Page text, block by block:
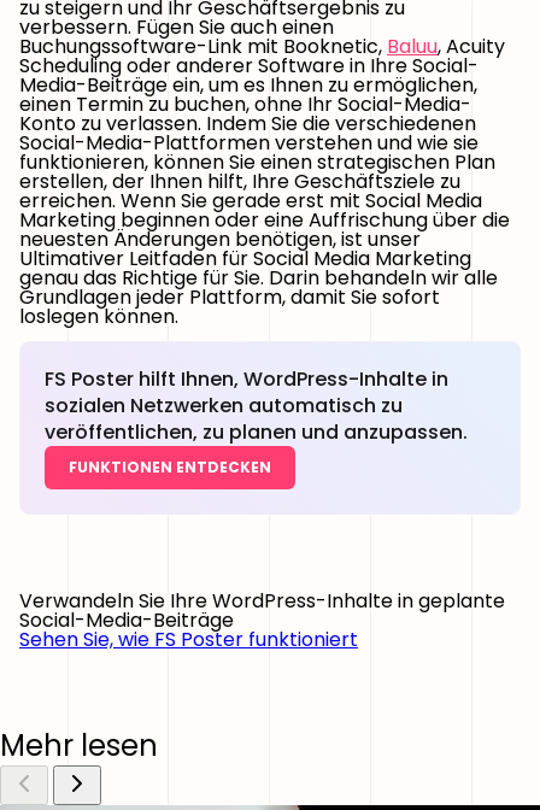
zu steigern und Ihr Geschäftsergebnis zu
verbessern. Fügen Sie auch einen
Buchungssoftware-Link mit Booknetic, Baluu, Acuity
Scheduling oder anderer Software in Ihre Social-
Media-Beiträge ein, um es Ihnen zu ermöglichen,
einen Termin zu buchen, ohne Ihr Social-Media-
Konto zu verlassen. Indem Sie die verschiedenen
Social-Media-Plattformen verstehen und wie sie
funktionieren, können Sie einen strategischen Plan
erstellen, der Ihnen hilft, Ihre Geschäftsziele zu
erreichen. Wenn Sie gerade erst mit Social Media
Marketing beginnen oder eine Auffrischung über die
neuesten Änderungen benötigen, ist unser
Ultimativer Leitfaden für Social Media Marketing
genau das Richtige für Sie. Darin behandeln wir alle
Grundlagen jeder Plattform, damit Sie sofort
loslegen können.
FS Poster hilft Ihnen, WordPress-Inhalte in
sozialen Netzwerken automatisch zu
veröffentlichen, zu planen und anzupassen.
FUNKTIONEN ENTDECKEN
Verwandeln Sie Ihre WordPress-Inhalte in geplante
Social-Media-Beiträge
Sehen Sie, wie FS Poster funktioniert
Mehr lesen